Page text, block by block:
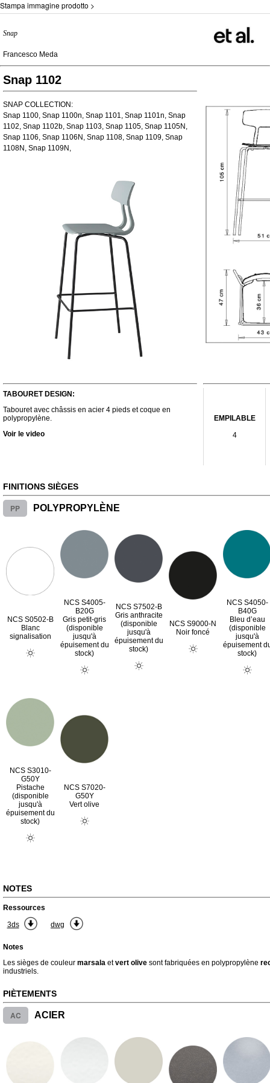
Stampa immagine prodotto >
Snap
Francesco Meda
Snap 1102
SNAP COLLECTION:
Snap 1100, Snap 1100n, Snap 1101, Snap 1101n, Snap
1102, Snap 1102b, Snap 1103, Snap 1105, Snap 1105N,
Snap 1106, Snap 1106N, Snap 1108, Snap 1109, Snap
1108N, Snap 1109N,
TABOURET DESIGN:
Tabouret avec châssis en acier 4 pieds et coque en
polypropylène.
Voir le video
EMPILABLE
4
FINITIONS SIÈGES
PP POLYPROPYLÈNE
NCS S0502-B
Blanc
signalisation
NCS S4005-
B20G
Gris petit-gris
(disponible
jusqu'à
épuisement du
stock)
NCS S7502-B
Gris anthracite
(disponible
jusqu'à
épuisement du
stock)
NCS S9000-N
Noir foncé
NCS S4050-
B40G
Bleu d’eau
(disponible
jusqu'à
épuisement
stock)
NCS S3010-
G50Y
Pistache
(disponible
jusqu'à
épuisement du
stock)
NCS S7020-
G50Y
Vert olive
NOTES
Ressources
3ds
dwg
Notes
Les sièges de couleur marsala etvert olive sont fabriquées en polypropylène
industriels.
PIÈTEMENTS
AC ACIER